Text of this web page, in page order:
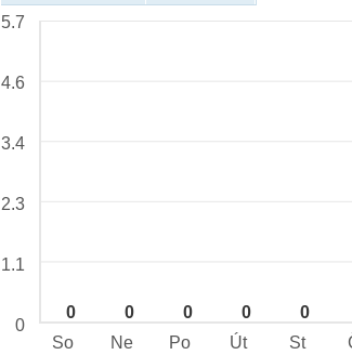
0 0 0 0 0
5.7
4.6
3.4
2.3
1.1
0
So
Ne Po Út St